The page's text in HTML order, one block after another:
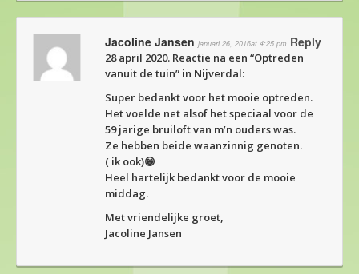
Jacoline Jansen januari 26, 2016at 4:25 pm Reply
28 april 2020. Reactie na een “Optreden
vanuit de tuin” in Nijverdal:
Super bedankt voor het mooie optreden.
Het voelde net alsof het speciaal voor de
59 jarige bruiloft van m’n ouders was.
Ze hebben beide waanzinnig genoten.
( ik ook)😁
Heel hartelijk bedankt voor de mooie
middag.
Met vriendelijke groet,
Jacoline Jansen